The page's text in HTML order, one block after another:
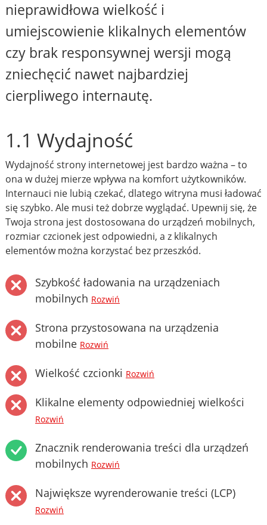
nieprawidłowa wielkość i
umiejscowienie klikalnych elementów
czy brak responsywnej wersji mogą
zniechęcić nawet najbardziej
cierpliwego internautę.
1.1 Wydajność
Wydajność strony internetowej jest bardzo ważna – to
ona w dużej mierze wpływa na komfort użytkowników.
Internauci nie lubią czekać, dlatego witryna musi ładować
się szybko. Ale musi też dobrze wyglądać. Upewnij się, że
Twoja strona jest dostosowana do urządzeń mobilnych,
rozmiar czcionek jest odpowiedni, a z klikalnych
elementów można korzystać bez przeszkód.
Szybkość ładowania na urządzeniach
mobilnych Rozwiń
Strona przystosowana na urządzenia
mobilne Rozwiń
Wielkość czcionki Rozwiń
Klikalne elementy odpowiedniej wielkości
Rozwiń
Znacznik renderowania treści dla urządzeń
mobilnych Rozwiń
Największe wyrenderowanie treści (LCP)
Rozwiń